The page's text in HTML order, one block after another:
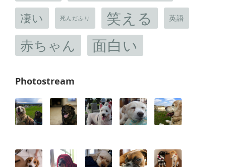
凄い 死んだふり 笑える 英語
赤ちゃん 面白い
Photostream